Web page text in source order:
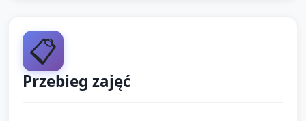
📋
Przebieg zajęć